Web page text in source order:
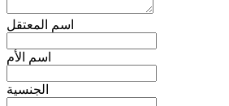
اسم المعتقل
اسم الأم
الجنسية